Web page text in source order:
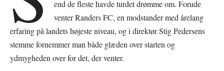
end de fleste havde turdet drømme om. Forude
venter Randers FC, en modstander med årelang
erfaring på landets højeste niveau, og i direktør Stig Pedersens
stemme fornemmer man både glæden over starten og
ydmygheden over for det, der venter.